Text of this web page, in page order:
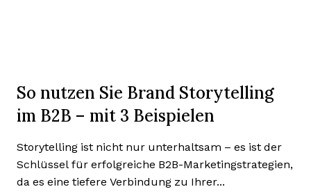
So nutzen Sie Brand Storytelling
im B2B – mit 3 Beispielen
Storytelling ist nicht nur unterhaltsam – es ist der
Schlüssel für erfolgreiche B2B-Marketingstrategien,
da es eine tiefere Verbindung zu Ihrer...